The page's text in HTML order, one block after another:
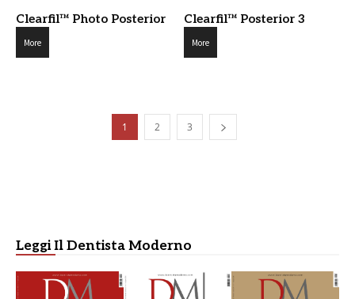
Clearfil™ Photo Posterior
More
Clearfil™ Posterior 3
More
1 2 3
Leggi Il Dentista Moderno